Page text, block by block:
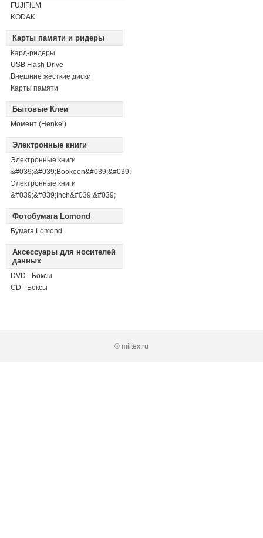
FUJIFILM
KODAK
Карты памяти и ридеры
Кард-ридеры
USB Flash Drive
Внешние жесткие диски
Карты памяти
Бытовые Клеи
Момент (Henkel)
Электронные книги
Электронные книги
&#039;&#039;Bookeen&#039;&#039;
Электронные книги
&#039;&#039;Inch&#039;&#039;
Фотобумага Lomond
Бумага Lomond
Аксессуары для носителей
данных
DVD - Боксы
CD - Боксы
© miltex.ru